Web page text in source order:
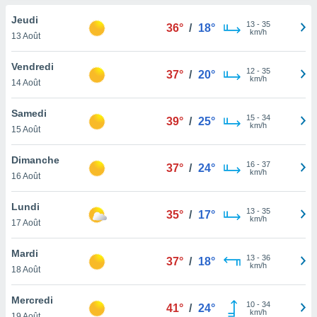
»,
de
ou
de
le
ainsi
la
du
Jeudi
13 Août
36° / 18° 13- 35
km/h
Vendredi
14 Août
37° / 20° 12- 35
km/h
Samedi
15 Août
39° / 25° 15- 34
km/h
Dimanche
16 Août
37° / 24° 16- 37
km/h
Lundi
17 Août
35° / 17° 13- 35
km/h
Mardi
18 Août
37° / 18° 13- 36
km/h
Mercredi
41° / 24° 10- 34
km/h